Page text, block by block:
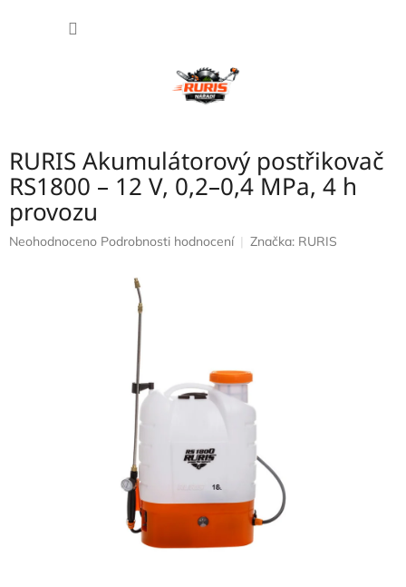
RURIS Akumulátorový postřikovač
RS1800 – 12 V, 0,2–0,4 MPa, 4 h
provozu
Průměrné
Neohodnoceno Podrobnosti hodnocení Značka: RURIS